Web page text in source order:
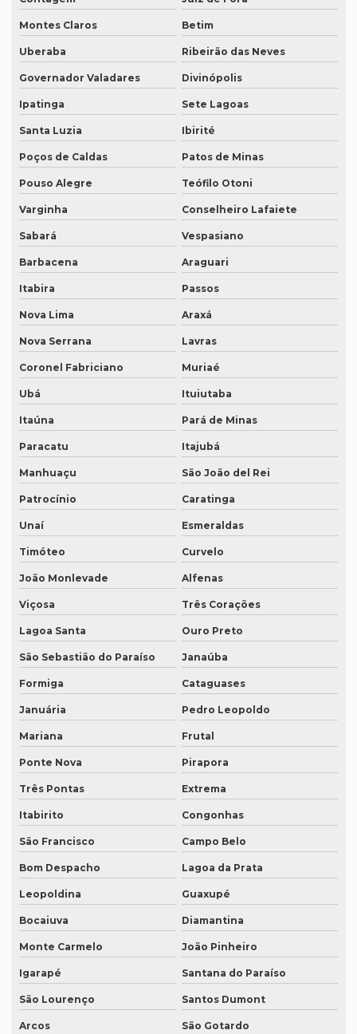
Montes Claros Betim
Uberaba Ribeirão das Neves
Governador Valadares Divinópolis
Ipatinga Sete Lagoas
Santa Luzia Ibirité
Poços de Caldas Patos de Minas
Pouso Alegre Teófilo Otoni
Varginha Conselheiro Lafaiete
Sabará Vespasiano
Barbacena Araguari
Itabira Passos
Nova Lima Araxá
Nova Serrana Lavras
Coronel Fabriciano Muriaé
Ubá Ituiutaba
Itaúna Pará de Minas
Paracatu Itajubá
Manhuaçu São João del Rei
Patrocínio Caratinga
Unaí Esmeraldas
Timóteo Curvelo
João Monlevade Alfenas
Viçosa Três Corações
Lagoa Santa Ouro Preto
São Sebastião do Paraíso Janaúba
Formiga Cataguases
Januária Pedro Leopoldo
Mariana Frutal
Ponte Nova Pirapora
Três Pontas Extrema
Itabirito Congonhas
São Francisco Campo Belo
Bom Despacho Lagoa da Prata
Leopoldina Guaxupé
Bocaiuva Diamantina
Monte Carmelo João Pinheiro
Igarapé Santana do Paraíso
São Lourenço Santos Dumont
Arcos São Gotardo